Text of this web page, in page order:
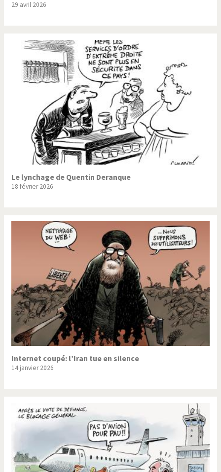
Vous avez dit "Islam"?
29 avril 2026
Le lynchage de Quentin Deranque
18 février 2026
Internet coupé: l’Iran tue en silence
14 janvier 2026